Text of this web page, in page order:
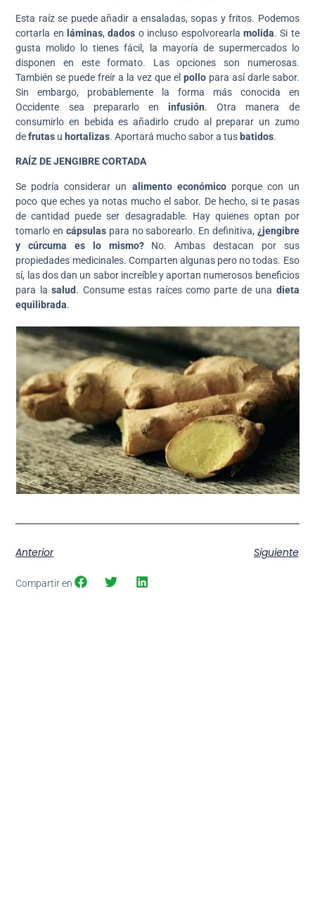
Esta raíz se puede añadir a ensaladas, sopas y fritos. Podemos
cortarla en láminas,dados o incluso espolvorearla molida. Si te
gusta molido lo tienes fácil, la mayoría de supermercados lo
disponen en este formato. Las opciones son numerosas.
También se puede freír a la vez que el pollopara así darle sabor.
Sin embargo, probablemente la forma más conocida en
Occidente sea prepararlo eninfusión. Otra manera de
consumirlo en bebida es añadirlo crudo al preparar un zumo
defrutas u hortalizas. Aportará mucho sabor a tus batidos.
RAÍZ DE JENGIBRE CORTADA
Se podría considerar un alimento económicoporque con un
poco que eches ya notas mucho el sabor. De hecho, si te pasas
de cantidad puede ser desagradable. Hay quienes optan por
tomarlo en cápsulaspara no saborearlo. En definitiva, ¿jengibre
y cúrcuma es lo mismo?No. Ambas destacan por sus
propiedades medicinales. Comparten algunas pero no todas. Eso
sí, las dos dan un sabor increíble y aportan numerosos beneficios
para lasalud. Consume estas raíces como parte de una dieta
equilibrada.
Anterior Siguiente
Compartir en